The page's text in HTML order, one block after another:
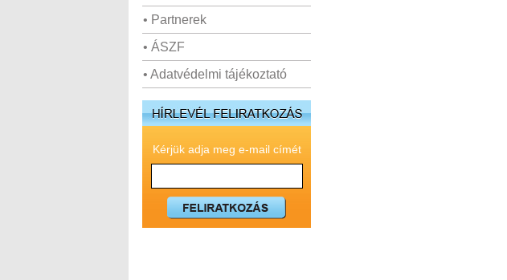
• Partnerek
• ÁSZF
• Adatvédelmi tájékoztató
Kérjük adja meg e-mail címét